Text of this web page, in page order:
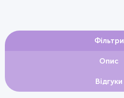
Фільтри
Опис
Відгуки